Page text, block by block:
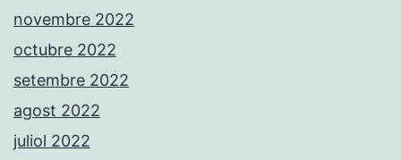
novembre 2022
octubre 2022
setembre 2022
agost 2022
juliol 2022